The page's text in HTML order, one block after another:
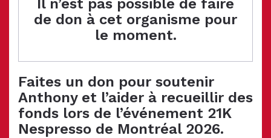
Il n’est pas possible de faire
de don à cet organisme pour
le moment.
Faites un don pour soutenir
Anthony et l’aider à recueillir des
fonds lors de l’événement 21K
Nespresso de Montréal 2026.